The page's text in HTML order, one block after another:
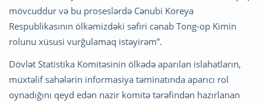
mövcuddur və bu proseslərdə Cənubi Koreya
Respublikasının ölkəmizdəki səfiri cənab Tong-op Kimin
rolunu xüsusi vurğulamaq istəyirəm”.
Dövlət Statistika Komitəsinin ölkədə aparılan islahatların,
müxtəlif sahələrin informasiya təminatında aparıcı rol
oynadığını qeyd edən nazir komitə tərəfindən hazırlanan